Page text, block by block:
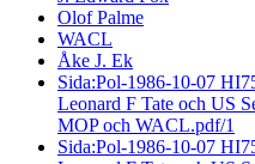
Olof Palme
WACL
Åke J. Ek
Sida:Pol-1986-10-07
Leonard F Tate och US
MOP och WACL.pdf/1
Sida:Pol-1986-10-07